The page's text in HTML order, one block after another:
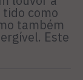
tido como
também
Este